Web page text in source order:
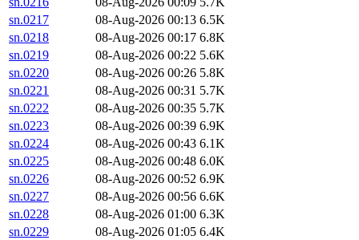
sn.0217
08-Aug-2026 00:13 6.5K
sn.0218
08-Aug-2026 00:17 6.8K
sn.0219
08-Aug-2026 00:22 5.6K
sn.0220
08-Aug-2026 00:26 5.8K
sn.0221
08-Aug-2026 00:31 5.7K
sn.0222
08-Aug-2026 00:35 5.7K
sn.0223
08-Aug-2026 00:39 6.9K
sn.0224
08-Aug-2026 00:43 6.1K
sn.0225
08-Aug-2026 00:48 6.0K
sn.0226
08-Aug-2026 00:52 6.9K
sn.0227
08-Aug-2026 00:56 6.6K
sn.0228
08-Aug-2026 01:00 6.3K
sn.0229
08-Aug-2026 01:05 6.4K